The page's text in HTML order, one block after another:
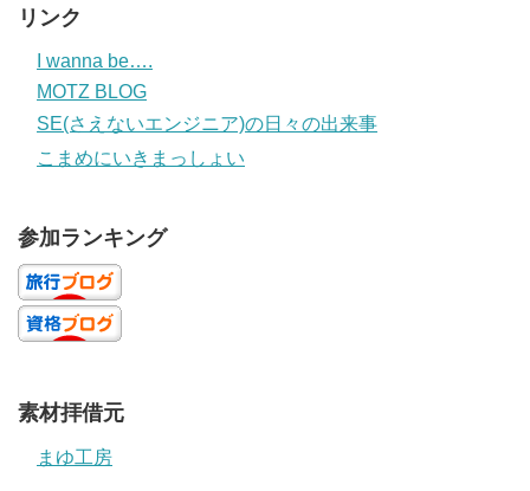
リンク
I wanna be….
MOTZ BLOG
SE(さえないエンジニア)の日々の出来事
こまめにいきまっしょい
参加ランキング
素材拝借元
まゆ工房